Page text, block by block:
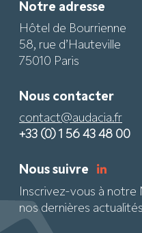
Notre adresse
Hôtel de Bourrienne
58, rue d’Hauteville
75010 Paris
Nous contacter
contact@audacia.fr
+33 (0) 1 56 43 48 00
Nous suivre
Inscrivez-vous à
nos dernières actualités